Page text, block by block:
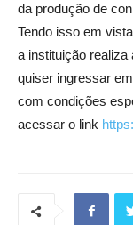
da produção de
Tendo isso em
a instituição realiza
quiser ingressar
com condições
acessar o link